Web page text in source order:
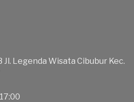
Legenda Wisata Cibubur Kec.